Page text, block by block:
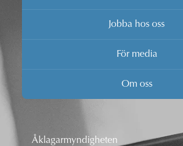
Jobba hos oss
För media
Om oss
Åklagarmyndigheten